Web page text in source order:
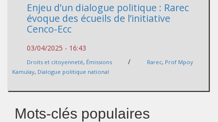
Enjeu d’un dialogue politique : Rarec
évoque des écueils de l’initiative
Cenco-Ecc
03/04/2025 - 16:43
Droits et citoyenneté, Émissions / Rarec, Prof Mpoy
Kamulay, Dialogue politique national
Mots-clés populaires